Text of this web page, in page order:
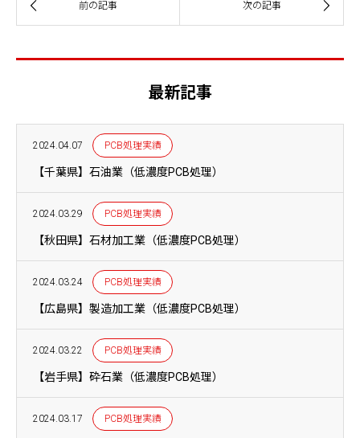
最新記事
2024.04.07 PCB処理実績
【千葉県】石油業（低濃度PCB処理）
2024.03.29 PCB処理実績
【秋田県】石材加工業（低濃度PCB処理）
2024.03.24 PCB処理実績
【広島県】製造加工業（低濃度PCB処理）
2024.03.22 PCB処理実績
【岩手県】砕石業（低濃度PCB処理）
2024.03.17 PCB処理実績